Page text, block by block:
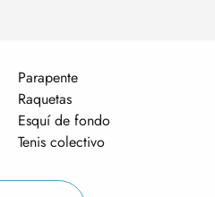
Parapente
Raquetas
Esquí de fondo
Tenis colectivo